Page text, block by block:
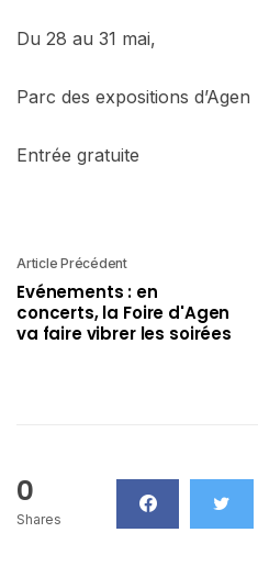
Du 28 au 31 mai,
Parc des expositions d’Agen
Entrée gratuite
Article Précédent
Evénements : en
concerts, la Foire d'Agen
va faire vibrer les soirées
0
Shares